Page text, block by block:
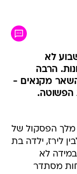
בן ה-45 וחברתו בת ה-18 ושבוע לא
הרבה
מקנאים -
מלך הפסקול של
לירז, ילדה בת
במידה לא
מסתדר